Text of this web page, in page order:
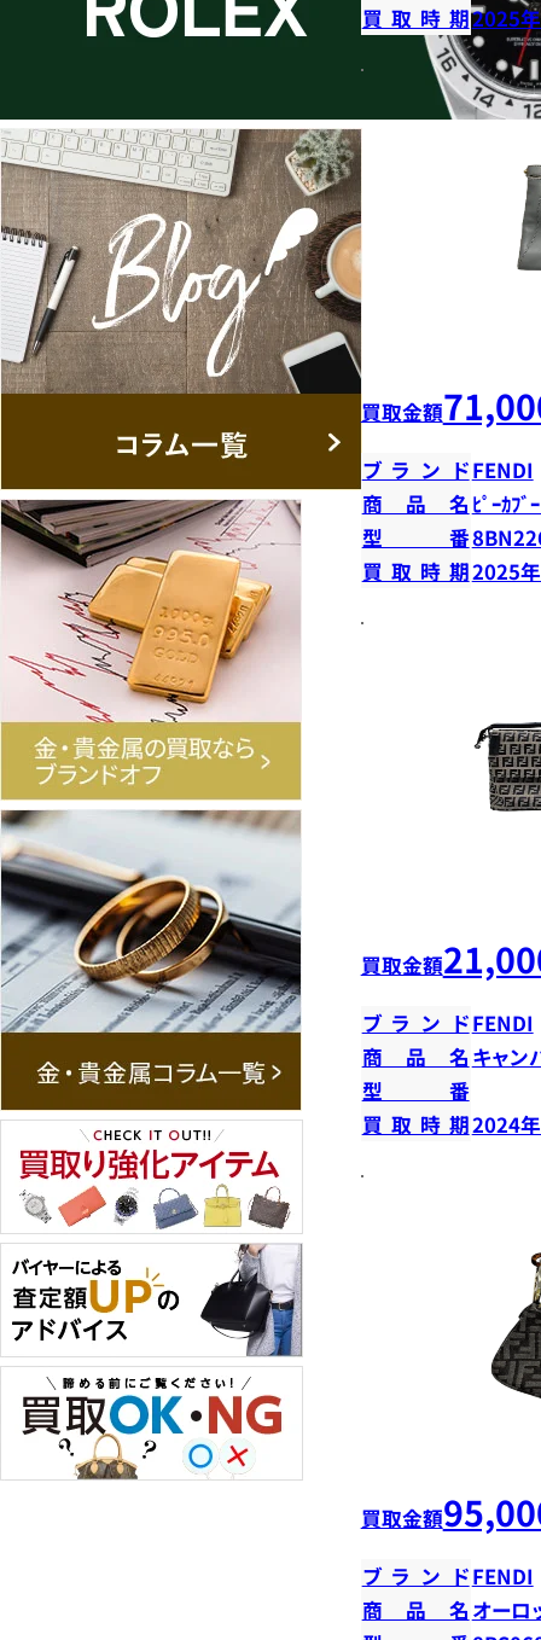
買取時期2025
買取金額
ブランドFENDI
商品名 ﾋﾟｰｶﾌ
型番
買取時期2025
買取金額
ブランドFENDI
商品名 キャン
型番
買取時期2024
買取金額
ブランドFENDI
商品名 オー